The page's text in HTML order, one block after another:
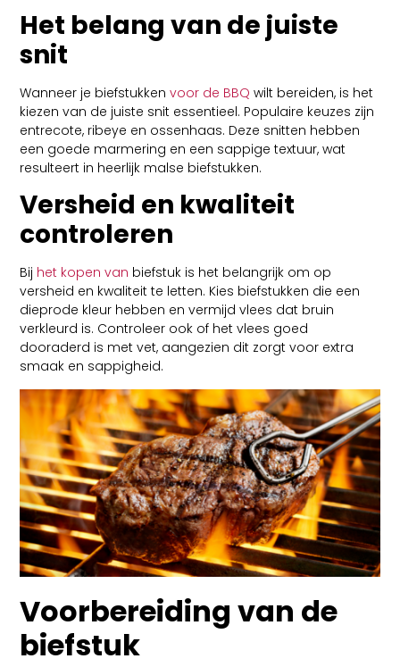
Het belang van de juiste
snit
Wanneer je biefstukkenvoor de BBQ wilt bereiden, is het
kiezen van de juiste snit essentieel. Populaire keuzes zijn
entrecote, ribeye en ossenhaas. Deze snitten hebben
een goede marmering en een sappige textuur, wat
resulteert in heerlijk malse biefstukken.
Versheid en kwaliteit
controleren
Bij het kopen van biefstuk is het belangrijk om op
versheid en kwaliteit te letten. Kies biefstukken die een
dieprode kleur hebben en vermijd vlees dat bruin
verkleurd is. Controleer ook of het vlees goed
dooraderd is met vet, aangezien dit zorgt voor extra
smaak en sappigheid.
Voorbereiding van de
biefstuk